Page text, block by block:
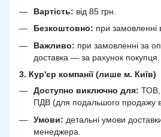
Вартість: від 85 грн.
Безкоштовно: при замовленні
Важливо: при замовленні за
доставка — за рахунок покупця.
3. Кур'єр компанії (лише м. Київ)
Доступно виключно для: ТОВ,
ПДВ (для подальшого продажу в
Умови: детальні умови
менеджера.